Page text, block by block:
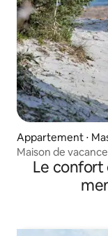
Appartement ⋅
Maison de
Le confort